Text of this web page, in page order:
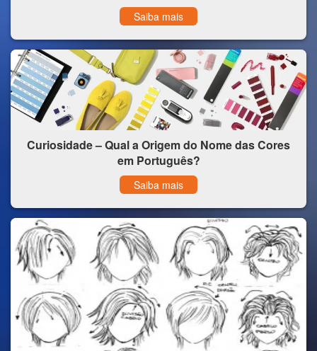
Saiba mais
Curiosidade – Qual a Origem do Nome das Cores
em Português?
Saiba mais